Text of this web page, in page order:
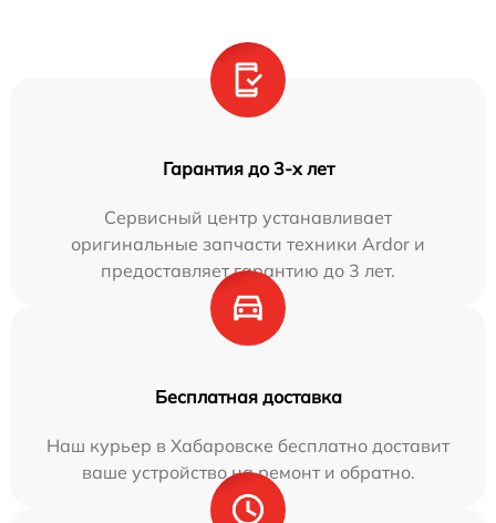
Гарантия до 3-х лет
Сервисный центр устанавливает
оригинальные запчасти техники Ardor и
предоставляет гарантию до 3 лет.
Бесплатная доставка
Наш курьер в Хабаровске бесплатно доставит
ваше устройство на ремонт и обратно.